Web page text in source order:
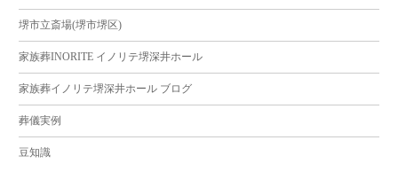
堺市立斎場(堺市堺区)
家族葬INORITE イノリテ堺深井ホール
家族葬イノリテ堺深井ホール ブログ
葬儀実例
豆知識